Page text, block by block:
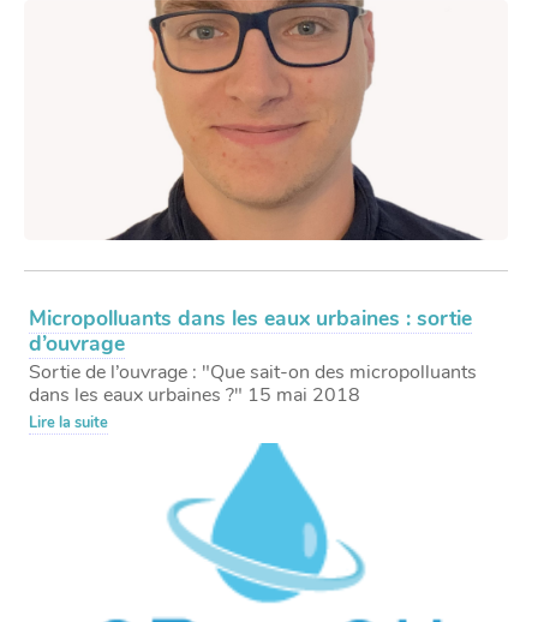
Micropolluants dans les eaux urbaines : sortie
d’ouvrage
Sortie de l’ouvrage : "Que sait-on des micropolluants
dans les eaux urbaines ?" 15 mai 2018
Lire la suite